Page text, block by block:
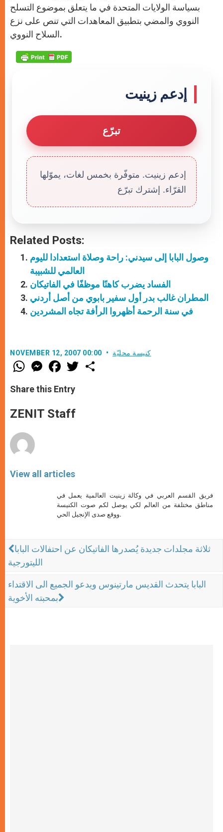
بسياسة الولايات المتحدة في ما يتعلق بموضوع التسلح
النووي والمضي بتطبيق المعاهدات التي تنص على نزع
السلاح النووي.
إدعم زينيت
تبرّع
إدعم زينيت. متوفّرة بخمس لغات، يموّلها
القرّاء. إشترك تبرّع
Related Posts:
وصول البابا إلى سيدني: راحة وصلاة استعدادا لليوم
العالمي للشبيبة
الفساد يضرب كاهنًا موظفًا في الفاتيكان
المطران غالب بدر أول سفير بابوي من أصل أردني
في سنة الرحمة أظهروا الرأفة تجاه المشردين
NOVEMBER 12, 2007 00:00 كنيسة محليّة
W
h
t
s
p
p
M
e
s
e
g
e
F
a
e
b
o
k
w
Share this Entry
ZENIT Staff
View all articles
فريق القسم العربي في وكالة زينيت العالمية يعمل في
مناطق مختلفة من العالم لكي يوصل لكم صوت الكنيسة
ووقع صدى الإنجيل الحي.
ثلاثة مجلدات جديدة يُصدرها الفاتيكان عن احتفالات البابا
الليتورجية
البابا يتحدث القديس مارتينوس ويدعو الجميع الى الاقتداء
بمحبته الأخوية